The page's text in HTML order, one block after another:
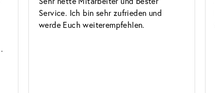
Service. Ich bin sehr zufrieden und
werde Euch weiterempfehlen.